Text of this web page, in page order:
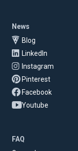
News
Blog
LinkedIn
Instagram
Pinterest
Facebook
Youtube
FAQ